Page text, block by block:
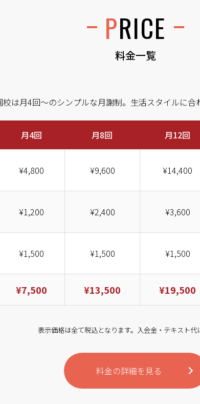
PRICE
料金一覧
校は月4回〜のシンプルな月謝制。生活スタイルに合
月4回 月8回 月12回
¥4,800 ¥9,600 ¥14,400
¥1,200 ¥2,400 ¥3,600
¥1,500 ¥1,500 ¥1,500
¥7,500 ¥13,500 ¥19,500
表示価格は全て税込となります。入会金・テキスト代
料金の詳細を見る